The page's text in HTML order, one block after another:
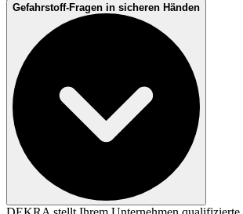
Gefahrstoff-Fragen in sicheren Händen